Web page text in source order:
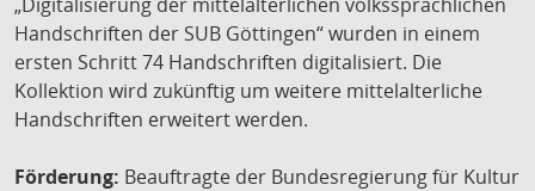
Handschriften der SUB Göttingen“ wurden in einem
ersten Schritt 74 Handschriften digitalisiert. Die
Kollektion wird zukünftig um weitere mittelalterliche
Handschriften erweitert werden.
Förderung: Beauftragte der Bundesregierung für Kultur